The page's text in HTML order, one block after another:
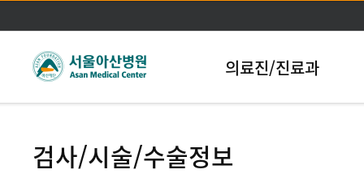
본문바로가기
의료진/진료과
검사/시술/수술정보